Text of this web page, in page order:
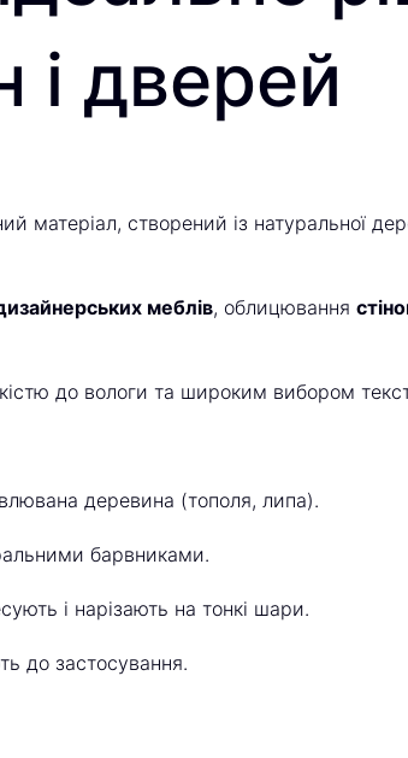
і дверей
матеріал, створений із натуральної
меблів, облицювання
до вологи та широким вибором
деревина (тополя, липа).
барвниками.
і нарізають на тонкі шари.
до застосування.